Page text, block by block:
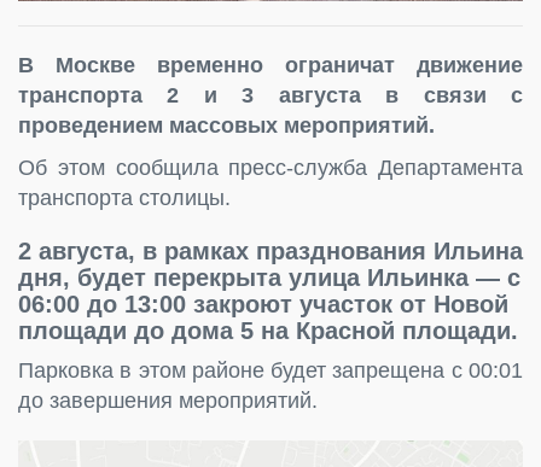
В Москве временно ограничат движение
транспорта 2 и 3 августа в связи с
проведением массовых мероприятий.
Об этом сообщила пресс-служба Департамента
транспорта столицы.
2 августа, в рамках празднования Ильина
дня, будет перекрыта улица Ильинка — с
06:00 до 13:00 закроют участок от Новой
площади до дома 5 на Красной площади.
Парковка в этом районе будет запрещена с 00:01
до завершения мероприятий.